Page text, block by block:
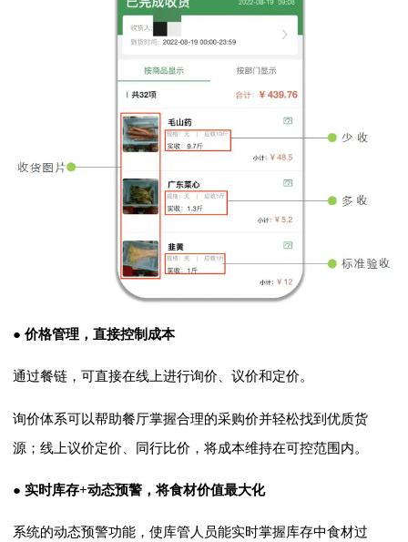
● 价格管理，直接控制成本
通过餐链，可直接在线上进行询价、议价和定价。
询价体系可以帮助餐厅掌握合理的采购价并轻松找到优质货
源；线上议价定价、同行比价，将成本维持在可控范围内。
● 实时库存+动态预警，将食材价值最大化
系统的动态预警功能，使库管人员能实时掌握库存中食材过